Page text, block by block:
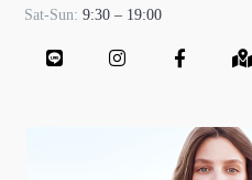
Sat-Sun:9:30 – 19:00